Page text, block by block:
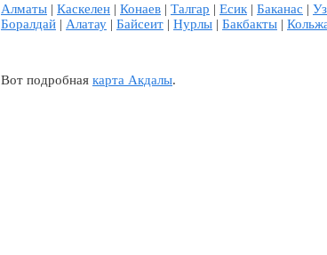
Алматы | Каскелен | Конаев | Талгар | Есик | Баканас |
Боралдай | Алатау | Байсеит | Нурлы | Бакбакты |
Вот подробная карта Акдалы.